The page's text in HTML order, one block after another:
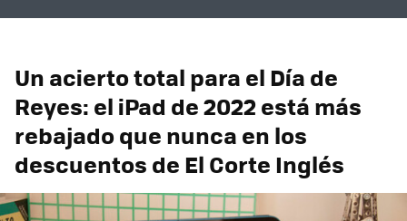
Un acierto total para el Día de
Reyes: el iPad de 2022 está más
rebajado que nunca en los
descuentos de El Corte Inglés